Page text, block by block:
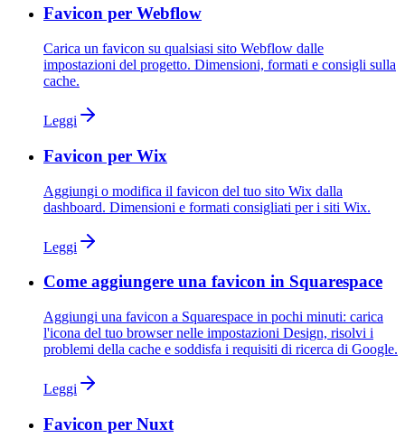
Favicon per Webflow
Carica un favicon su qualsiasi sito Webflow dalle
impostazioni del progetto. Dimensioni, formati e consigli sulla
cache.
Leggi
Favicon per Wix
Aggiungi o modifica il favicon del tuo sito Wix dalla
dashboard. Dimensioni e formati consigliati per i siti Wix.
Leggi
Come aggiungere una favicon in Squarespace
Aggiungi una favicon a Squarespace in pochi minuti: carica
l'icona del tuo browser nelle impostazioni Design, risolvi i
problemi della cache e soddisfa i requisiti di ricerca di Google.
Leggi
Favicon per Nuxt